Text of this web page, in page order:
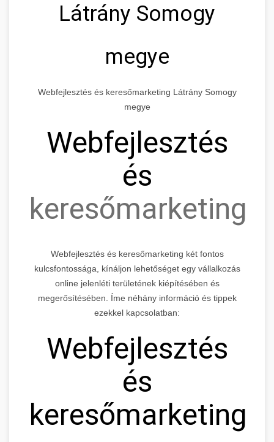
Látrány Somogy
megye
Webfejlesztés és keresőmarketing Látrány Somogy
megye
Webfejlesztés
és
keresőmarketing
Webfejlesztés és keresőmarketing két fontos
kulcsfontossága, kínáljon lehetőséget egy vállalkozás
online jelenléti területének kiépítésében és
megerősítésében. Íme néhány információ és tippek
ezekkel kapcsolatban:
Webfejlesztés
és
keresőmarketing